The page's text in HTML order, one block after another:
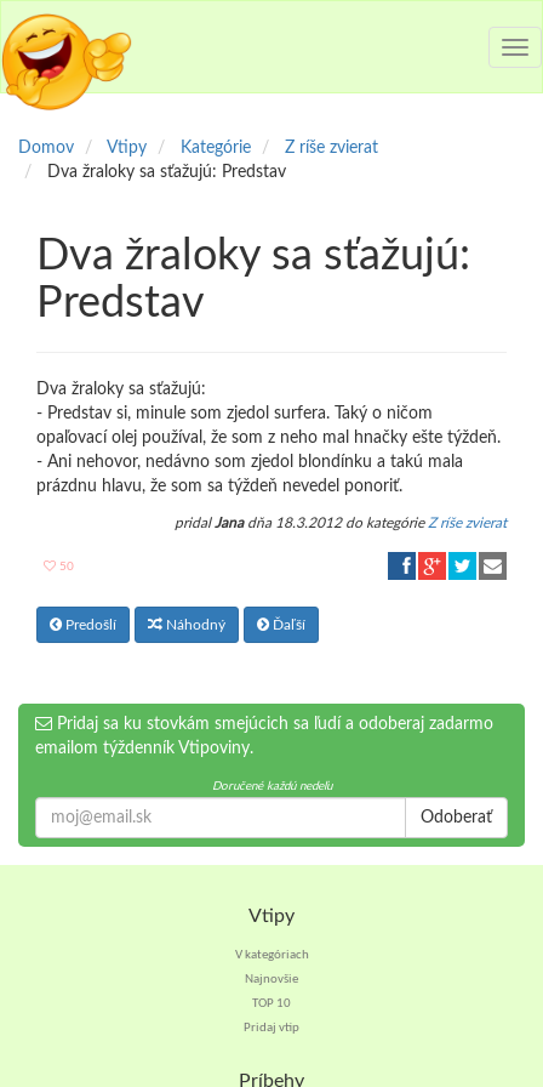
Domov Vtipy Kategórie
Z ríše zvierat
Dva žraloky sa sťažujú: Predstav
Dva žraloky sa sťažujú:
Predstav
Dva žraloky sa sťažujú:
- Predstav si, minule som zjedol surfera. Taký o ničom
opaľovací olej používal, že som z neho mal hnačky ešte týždeň.
- Ani nehovor, nedávno som zjedol blondínku a takú mala
prázdnu hlavu, že som sa týždeň nevedel ponoriť.
pridalJanadňa 18.3.2012 do kategórie Z ríše zvierat
50
Predošlí Náhodný Ďaľší
Pridaj sa ku stovkám smejúcich sa ľudí a odoberaj zadarmo
emailom týždenník Vtipoviny.
Doručené každú nedeľu
Odoberať
Vtipy
V kategóriach
Najnovšie
TOP 10
Pridaj vtip
Príbehy